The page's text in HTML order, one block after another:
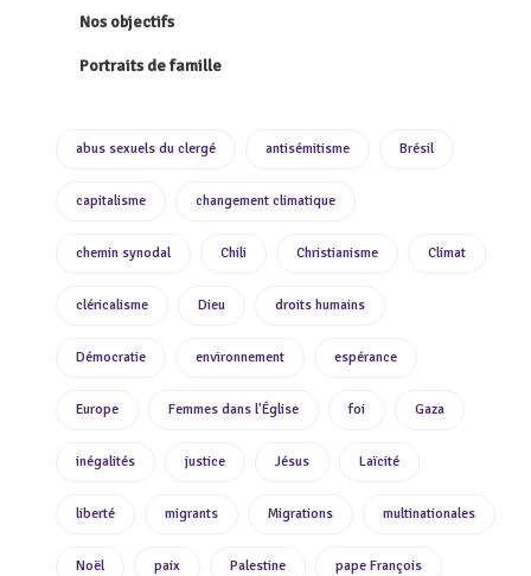
Nos objectifs
Portraits de famille
abus sexuels du clergé antisémitisme Brésil
capitalisme changement climatique
chemin synodal Chili Christianisme Climat
cléricalisme Dieu droits humains
Démocratie environnement espérance
Europe Femmes dans l'Église foi Gaza
inégalités justice Jésus Laïcité
liberté migrants Migrations multinationales
Noël paix Palestine pape François